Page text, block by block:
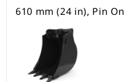
610 mm (24 in), Pin On